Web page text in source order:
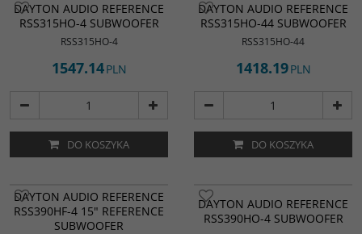
DAYTON AUDIO REFERENCE
RSS315HO-4 SUBWOOFER
RSS315HO-4
1547.14PLN
DO KOSZYKA
DAYTON AUDIO REFERENCE
RSS315HO-44 SUBWOOFER
RSS315HO-44
1418.19PLN
DO KOSZYKA
DAYTON AUDIO REFERENCE
RSS390HF-4 15" REFERENCE
SUBWOOFER
DAYTON AUDIO REFERENCE
RSS390HO-4 SUBWOOFER